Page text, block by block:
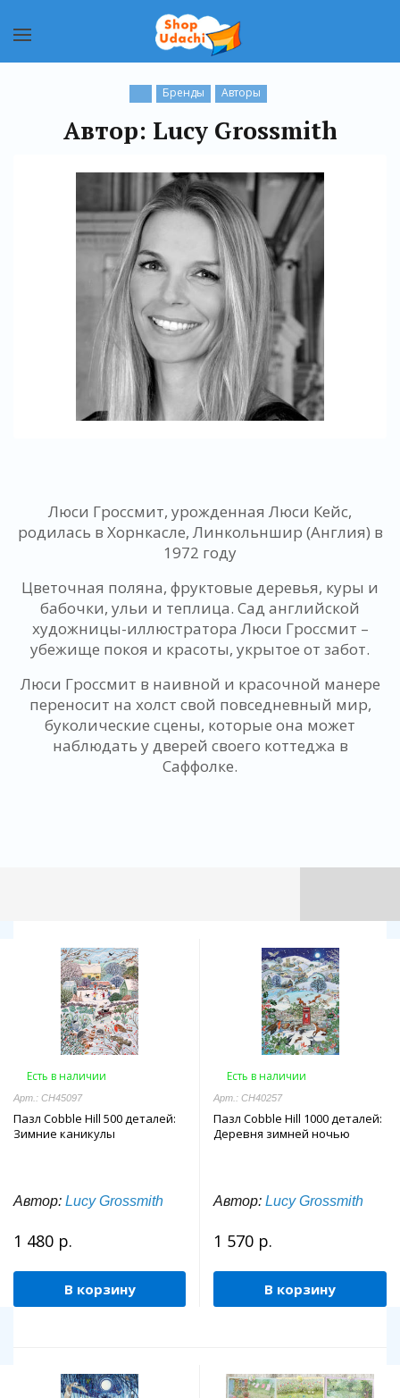
Бренды Авторы
Автор: Lucy Grossmith
Люси Гроссмит, урожденная Люси Кейс,
родилась в Хорнкасле, Линкольншир (Англия) в
1972 году
Цветочная поляна, фруктовые деревья, куры и
бабочки, ульи и теплица. Сад английской
художницы-иллюстратора Люси Гроссмит –
убежище покоя и красоты, укрытое от забот.
Люси Гроссмит в наивной и красочной манере
переносит на холст свой повседневный мир,
буколические сцены, которые она может
наблюдать у дверей своего коттеджа в
Саффолке.
Есть в наличии
Арт.: CH45097
Пазл Cobble Hill 500 деталей:
Зимние каникулы
Автор: Lucy Grossmith
1 480 р.
В корзину
Есть в наличии
Арт.: CH40257
Пазл Cobble Hill 1000 деталей:
Деревня зимней ночью
Автор: Lucy Grossmith
1 570 р.
В корзину